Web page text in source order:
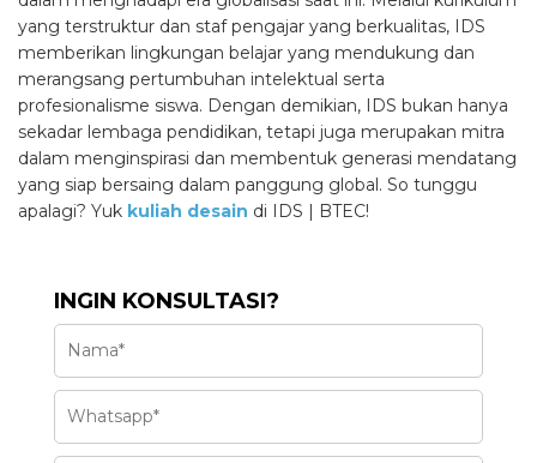
yang terstruktur dan staf pengajar yang berkualitas, IDS
memberikan lingkungan belajar yang mendukung dan
merangsang pertumbuhan intelektual serta
profesionalisme siswa. Dengan demikian, IDS bukan hanya
sekadar lembaga pendidikan, tetapi juga merupakan mitra
dalam menginspirasi dan membentuk generasi mendatang
yang siap bersaing dalam panggung global. So tunggu
apalagi? Yuk kuliah desain di IDS | BTEC!
INGIN KONSULTASI?